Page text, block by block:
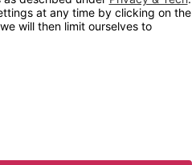
Hjuldiameter